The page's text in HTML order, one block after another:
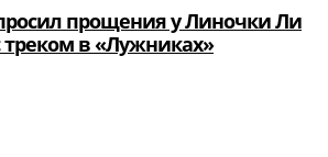
прощения у Линочки Ли
треком в «Лужниках»